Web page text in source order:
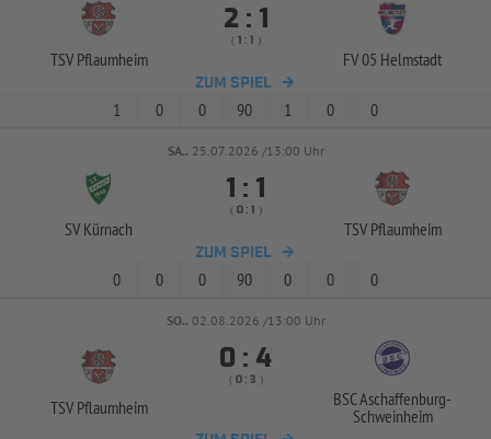
TSV Pflaumheim
 : 
(  :  )
FV 05 Helmstadt
ZUM SPIEL
1 0 0 90 1 0 0
SA.. 25.07.2026 /13:00 Uhr
SV Kürnach
 : 
( :  )
TSV Pflaumheim
ZUM SPIEL
0 0 0 90 0 0 0
SO.. 02.08.2026 /13:00 Uhr
TSV Pflaumheim
 : 
( :  )
BSC Aschaffenburg-
Schweinheim